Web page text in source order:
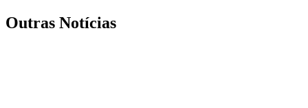
Outras Notícias